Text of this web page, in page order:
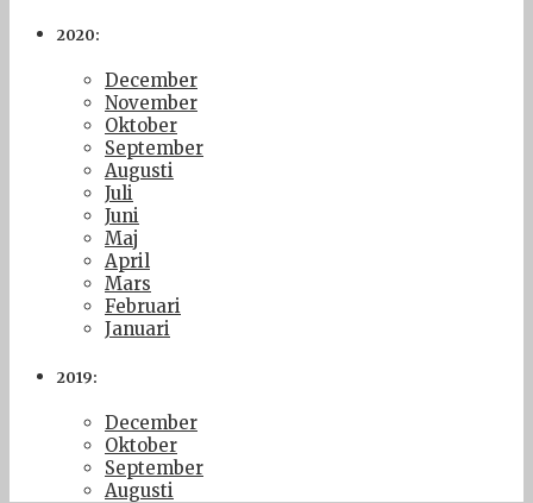
2020:
December
November
Oktober
September
Augusti
Juli
Juni
Maj
April
Mars
Februari
Januari
2019:
December
Oktober
September
Augusti